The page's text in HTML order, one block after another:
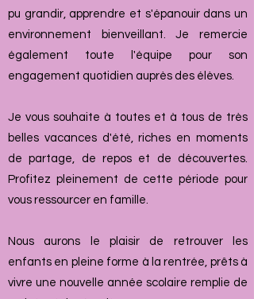
pu grandir, apprendre et s'épanouir dans un
environnement bienveillant. Je remercie
également toute l'équipe pour son
engagement quotidien auprès des élèves.
Je vous souhaite à toutes et à tous de très
belles vacances d'été, riches en moments
de partage, de repos et de découvertes.
Profitez pleinement de cette période pour
vous ressourcer en famille.
Nous aurons le plaisir de retrouver les
enfants en pleine forme à la rentrée, prêts à
vivre une nouvelle année scolaire remplie de